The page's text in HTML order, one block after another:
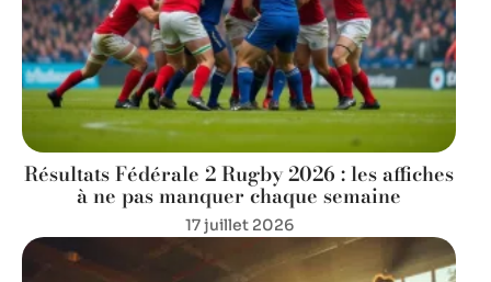
Résultats Fédérale 2 Rugby 2026 : les affiches
à ne pas manquer chaque semaine
17 juillet 2026